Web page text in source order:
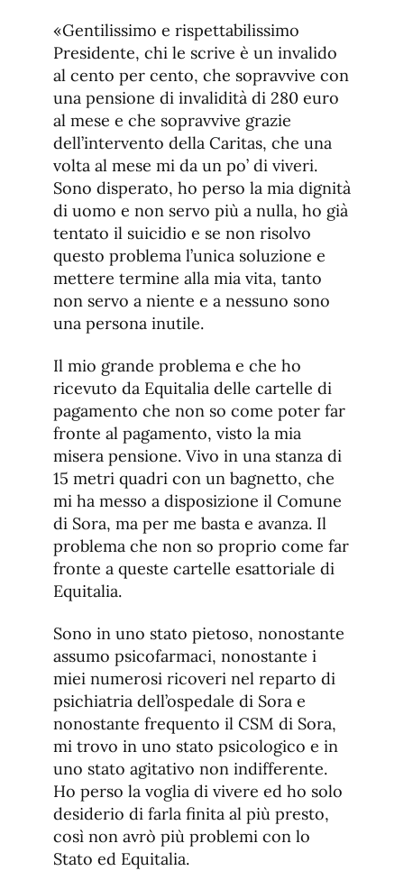
«Gentilissimo e rispettabilissimo
Presidente, chi le scrive è un invalido
al cento per cento, che sopravvive con
una pensione di invalidità di 280 euro
al mese e che sopravvive grazie
dell’intervento della Caritas, che una
volta al mese mi da un po’ di viveri.
Sono disperato, ho perso la mia dignità
di uomo e non servo più a nulla, ho già
tentato il suicidio e se non risolvo
questo problema l’unica soluzione e
mettere termine alla mia vita, tanto
non servo a niente e a nessuno sono
una persona inutile.
Il mio grande problema e che ho
ricevuto da Equitalia delle cartelle di
pagamento che non so come poter far
fronte al pagamento, visto la mia
misera pensione. Vivo in una stanza di
15 metri quadri con un bagnetto, che
mi ha messo a disposizione il Comune
di Sora, ma per me basta e avanza. Il
problema che non so proprio come far
fronte a queste cartelle esattoriale di
Equitalia.
Sono in uno stato pietoso, nonostante
assumo psicofarmaci, nonostante i
miei numerosi ricoveri nel reparto di
psichiatria dell’ospedale di Sora e
nonostante frequento il CSM di Sora,
mi trovo in uno stato psicologico e in
uno stato agitativo non indifferente.
Ho perso la voglia di vivere ed ho solo
desiderio di farla finita al più presto,
così non avrò più problemi con lo
Stato ed Equitalia.